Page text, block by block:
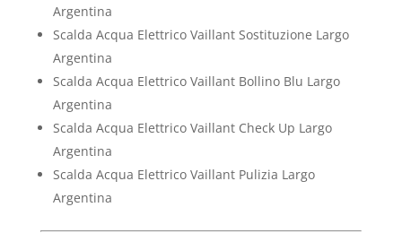
Argentina
Scalda Acqua Elettrico Vaillant Sostituzione Largo
Argentina
Scalda Acqua Elettrico Vaillant Bollino Blu Largo
Argentina
Scalda Acqua Elettrico Vaillant Check Up Largo
Argentina
Scalda Acqua Elettrico Vaillant Pulizia Largo
Argentina